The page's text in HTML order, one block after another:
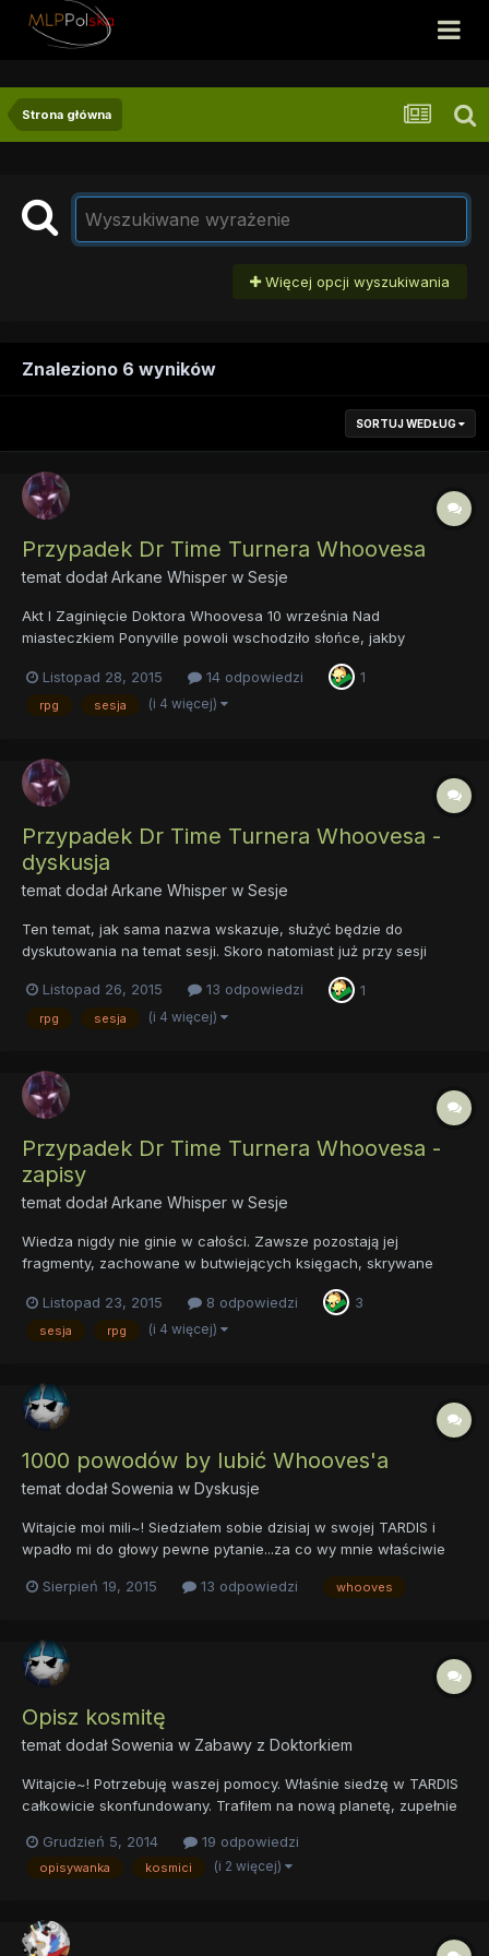
Strona główna
Więcej opcji wyszukiwania
Znaleziono 6 wyników
SORTUJ WEDŁUG
Przypadek Dr Time Turnera Whoovesa
temat dodałArkane Whisper w Sesje
Akt I Zaginięcie Doktora Whoovesa 10 września Nad
miasteczkiem Ponyville powoli wschodziło słońce, jakby
cisza otulały budynki, których mieszkańcy wciąż jeszcze
pogrążeni byli w niespokojnych snach. W pow...
Listopad 28, 2015 14 odpowiedzi 1
rpg sesja (i 4 więcej)
Przypadek Dr Time Turnera Whoovesa -
dyskusja
temat dodałArkane Whisper w Sesje
Ten temat, jak sama nazwa wskazuje, służyć będzie do
dyskutowania na temat sesji. Skoro natomiast już przy sesji
sobotę, najpewniej, możemy zaczynać. Początek dla Waszych
postaci, a raczej początki, są już prawie gotowe....
Listopad 26, 2015 13 odpowiedzi 1
rpg sesja (i 4 więcej)
Przypadek Dr Time Turnera Whoovesa -
zapisy
temat dodałArkane Whisper w Sesje
Wiedza nigdy nie ginie w całości. Zawsze pozostają jej
fragmenty, zachowane w butwiejących księgach, skrywane
pamięci starców. Uśpione sekrety, czekające na dociekliwy
umysł, który to, wiedziony ciekawością, wsłucha się w ich
Listopad 23, 2015 8 odpowiedzi 3
sesja rpg (i 4 więcej)
1000 powodów by lubić Whooves'a
temat dodałSowenia w Dyskusje
Witajcie moi mili~! Siedziałem sobie dzisiaj w swojej TARDIS i
wpadło mi do głowy pewne pytanie...za co wy mnie właściwie
mnie lubić, o nie nie~ Bynajmniej! Sam uważam, że jestem dosyć
Sierpień 19, 2015 13 odpowiedzi whooves
Opisz kosmitę
temat dodałSowenia w Zabawy z Doktorkiem
Witajcie~! Potrzebuję waszej pomocy. Właśnie siedzę w TARDIS
całkowicie skonfundowany. Trafiłem na nową planetę, zupełnie
wszelakiej maści, których nigdy wcześniej na oczy nie
widziałem. Nie wiem czego mogę się po nich spodziewać. I tu...
Grudzień 5, 2014 19 odpowiedzi
opisywanka kosmici (i 2 więcej)